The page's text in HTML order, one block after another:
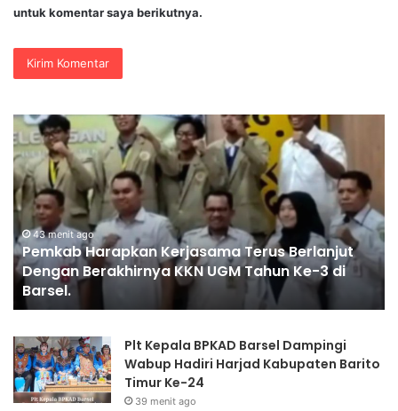
untuk komentar saya berikutnya.
di
E-
Sports
Kapolri
Cup
2026
Jadi
Wadah
Gen
Z
Kembangkan
Potensi
Ekosistem
Digital
53 menit ago
E-Sports Kapolri Cup 2026 Jadi Wadah Gen
Kembangkan Potensi di Ekosistem Digital
Plt Kepala BPKAD Barsel Dampingi
Wabup Hadiri Harjad Kabupaten Barito
Timur Ke-24
39 menit ago